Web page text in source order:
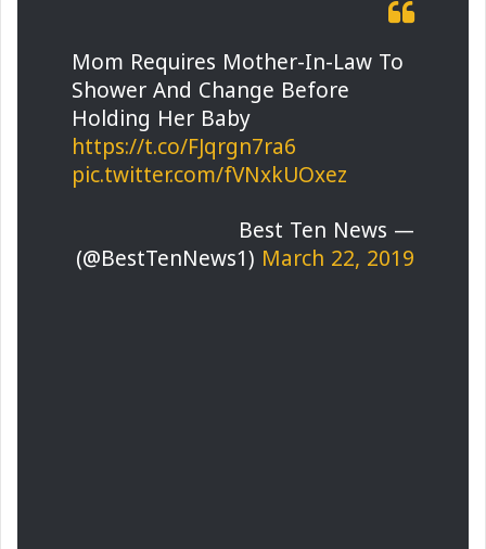
Mom Requires Mother-In-Law To
Shower And Change Before
Holding Her Baby
https://t.co/FJqrgn7ra6
pic.twitter.com/fVNxkUOxez
— Best Ten News
(@BestTenNews1) March 22, 2019